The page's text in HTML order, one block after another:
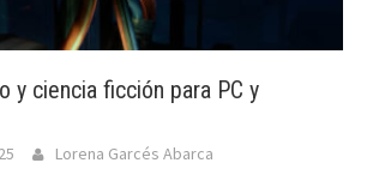
y ciencia ficción para PC y
Lorena Garcés Abarca